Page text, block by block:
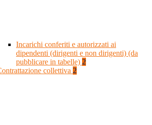
Incarichi conferiti e autorizzati ai
dipendenti (dirigenti e non dirigenti) (da
pubblicare in tabelle) 2
collettiva 2